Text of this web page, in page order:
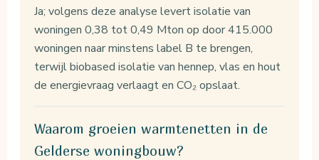
Ja; volgens deze analyse levert isolatie van
woningen 0,38 tot 0,49 Mton op door 415.000
woningen naar minstens label B te brengen,
terwijl biobased isolatie van hennep, vlas en hout
de energievraag verlaagt en CO₂ opslaat.
Waarom groeien warmtenetten in de
Gelderse woningbouw?